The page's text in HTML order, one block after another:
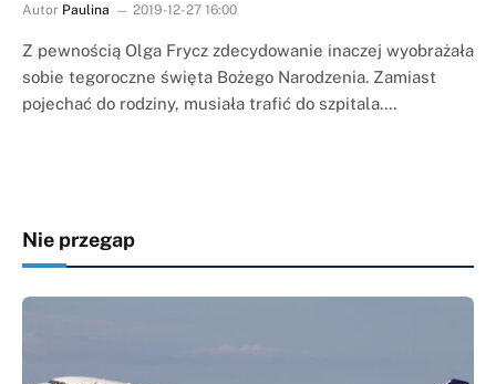
Autor Paulina 2019-12-27 16:00
Z pewnością Olga Frycz zdecydowanie inaczej wyobrażała
sobie tegoroczne święta Bożego Narodzenia. Zamiast
pojechać do rodziny, musiała trafić do szpitala.…
Nie przegap